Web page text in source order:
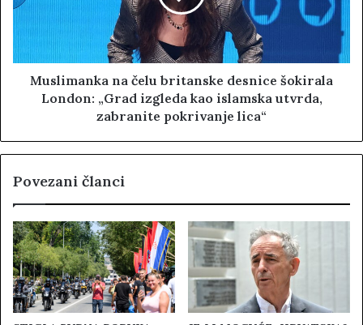
Muslimanka na čelu britanske desnice šokirala
London: „Grad izgleda kao islamska utvrda,
zabranite pokrivanje lica“
Povezani članci